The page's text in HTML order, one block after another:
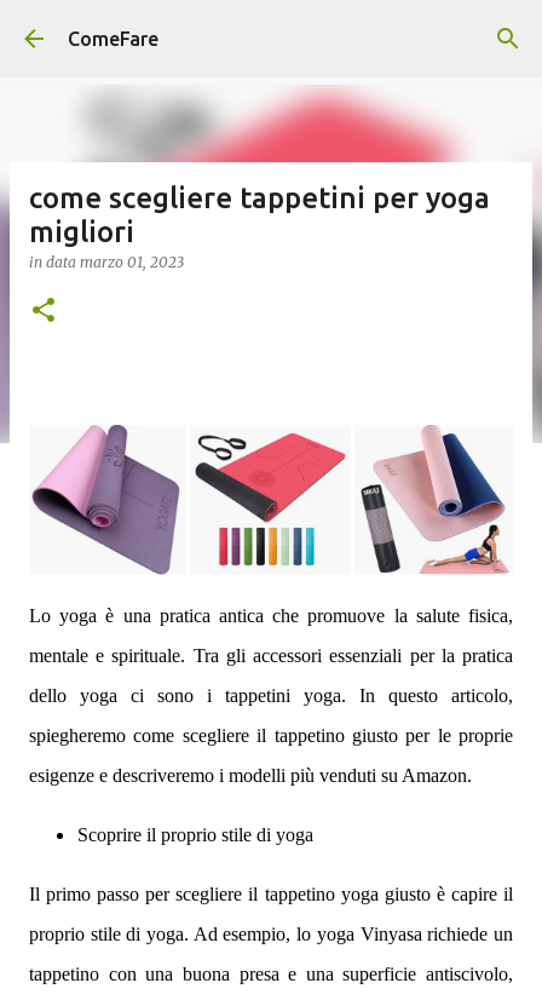
Passa ai contenuti principali
ComeFare
come scegliere tappetini per yoga
migliori
in data marzo 01, 2023
Lo yoga è una pratica antica che promuove la salute fisica,
mentale e spirituale. Tra gli accessori essenziali per la pratica
dello yoga ci sono i tappetini yoga. In questo articolo,
spiegheremo come scegliere il tappetino giusto per le proprie
esigenze e descriveremo i modelli più venduti su Amazon.
Scoprire il proprio stile di yoga
Il primo passo per scegliere il tappetino yoga giusto è capire il
proprio stile di yoga. Ad esempio, lo yoga Vinyasa richiede un
tappetino con una buona presa e una superficie antiscivolo,